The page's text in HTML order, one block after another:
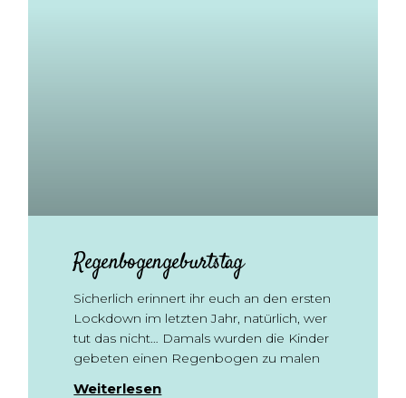
Regenbogengeburtstag
Sicherlich erinnert ihr euch an den ersten
Lockdown im letzten Jahr, natürlich, wer
tut das nicht… Damals wurden die Kinder
gebeten einen Regenbogen zu malen
Weiterlesen